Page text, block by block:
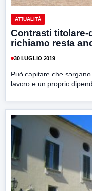
ATTUALITÀ
Contrasti titolare-
richiamo resta
30 LUGLIO 2019
Può capitare che
lavoro e un proprio